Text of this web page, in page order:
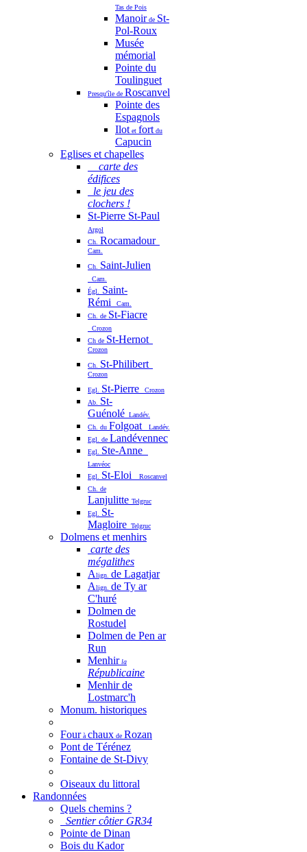
Tas de Pois
Manoirde St-
Pol-Roux
Musée
mémorial
Pointe du
Toulinguet
Presqu'île de Roscanvel
Pointe des
Espagnols
Ilot et fort du
Capucin
Eglises et chapelles
carte des
édifices
le jeu des
clochers !
St-Pierre St-Paul
Argol
Ch. Rocamadour
Cam.
Ch. Saint-Julien
Cam.
Égl.
Saint-
Rémi
Cam.
Ch. de St-Fiacre
Crozon
Ch de St-Hernot
Crozon
Ch. St-Philibert
Crozon
Egl. St-Pierre
Crozon
Ab. St-
Guénolé Landév.
Ch. du Folgoat
Landév.
Egl. de Landévennec
Egl. Ste-Anne
Lanvéoc
Egl. St-Eloi
Roscanvel
Ch. de
Lanjulitte Telgruc
Egl. St-
Magloire Telgruc
Dolmens et menhirs
carte des
mégalithes
Align. de Lagatjar
Align. de Ty ar
C'huré
Dolmen de
Rostudel
Dolmen de Pen ar
Run
Menhirla
Républicaine
Menhir de
Lostmarc'h
Monum. historiques
Fourà chaux de Rozan
Pont de Térénez
Fontaine de St-Divy
Oiseaux du littoral
Randonnées
Quels chemins ?
Sentier côtier GR34
Pointe de Dinan
Bois du Kador